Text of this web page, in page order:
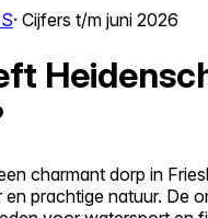
· Cijfers t/m juni 2026
charmant dorp in
en prachtige natuur. De